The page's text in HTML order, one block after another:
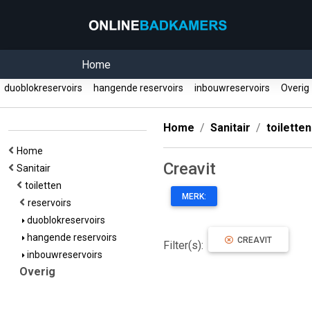
Home
duoblokreservoirs hangende reservoirs inbouwreservoirs Overig
Home
Sanitair
toiletten
reservoirs
duoblokreservoirs
hangende reservoirs
inbouwreservoirs
Overig
Home Sanitair toiletten
Creavit
MERK:
Filter(s): CREAVIT